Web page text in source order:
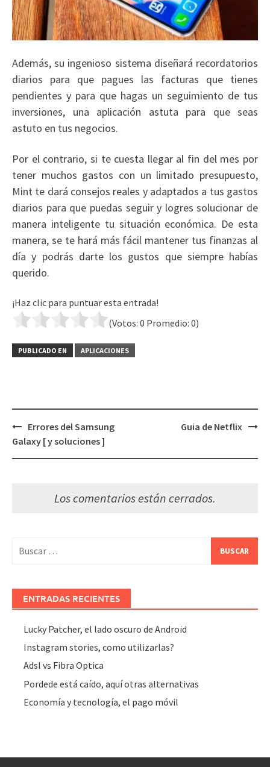
Además, su ingenioso sistema diseñará recordatorios
diarios para que pagues las facturas que tienes
pendientes y para que hagas un seguimiento de tus
inversiones, una aplicación astuta para que seas
astuto en tus negocios.
Por el contrario, si te cuesta llegar al fin del mes por
tener muchos gastos con un limitado presupuesto,
Mint te dará consejos reales y adaptados a tus gastos
diarios para que puedas seguir y logres solucionar de
manera inteligente tu situación económica. De esta
manera, se te hará más fácil mantener tus finanzas al
día y podrás darte los gustos que siempre habías
querido.
¡Haz clic para puntuar esta entrada!
(Votos: 0 Promedio: 0)
PUBLICADO EN APLICACIONES
Navegación
de
entradas
Errores del Samsung
Galaxy [ y soluciones ]
Guia de Netflix
Los comentarios están cerrados.
ENTRADAS RECIENTES
Lucky Patcher, el lado oscuro de Android
Instagram stories, como utilizarlas?
Adsl vs Fibra Optica
Pordede está caído, aquí otras alternativas
Economía y tecnología, el pago móvil